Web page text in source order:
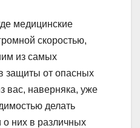
медицинские
скоростью,
из самых
защиты от опасных
вас, наверняка, уже
делать
них в различных